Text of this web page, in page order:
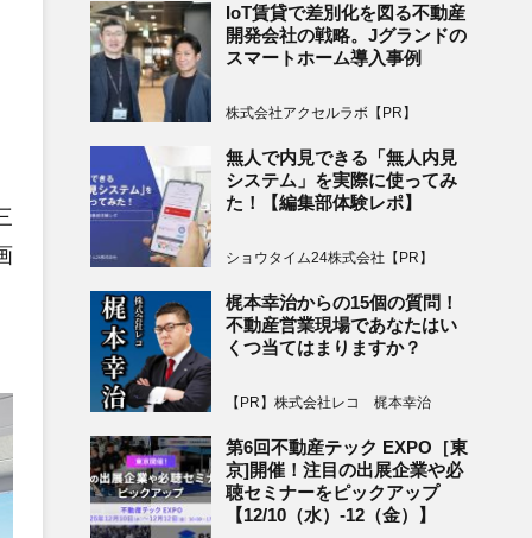
IoT賃貸で差別化を図る不動産
開発会社の戦略。Jグランドの
スマートホーム導入事例
株式会社アクセルラボ【PR】
無人で内見できる「無人内見
システム」を実際に使ってみ
た！【編集部体験レポ】
ショウタイム24株式会社【PR】
梶本幸治からの15個の質問！
不動産営業現場であなたはい
くつ当てはまりますか？
【PR】株式会社レコ 梶本幸治
第6回不動産テック EXPO［東
京]開催！注目の出展企業や必
聴セミナーをピックアップ
【12/10（水）-12（金）】